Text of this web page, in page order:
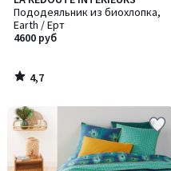
Пододеяльник из биохлопка,
Earth / Ерт
4600 руб
/ 5
4,7
/